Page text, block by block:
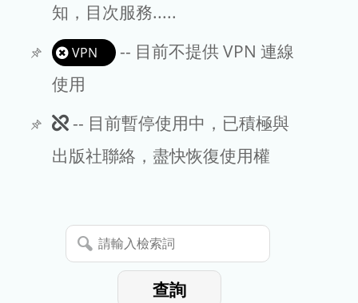
EndNote
知，目次服務.....
VPN
-- 目前不提供 VPN 連線
使用
此
期
暫
停
-- 目前暫停使用中，已積極與
出版社聯絡，盡快恢復使用權
請
輸
查詢